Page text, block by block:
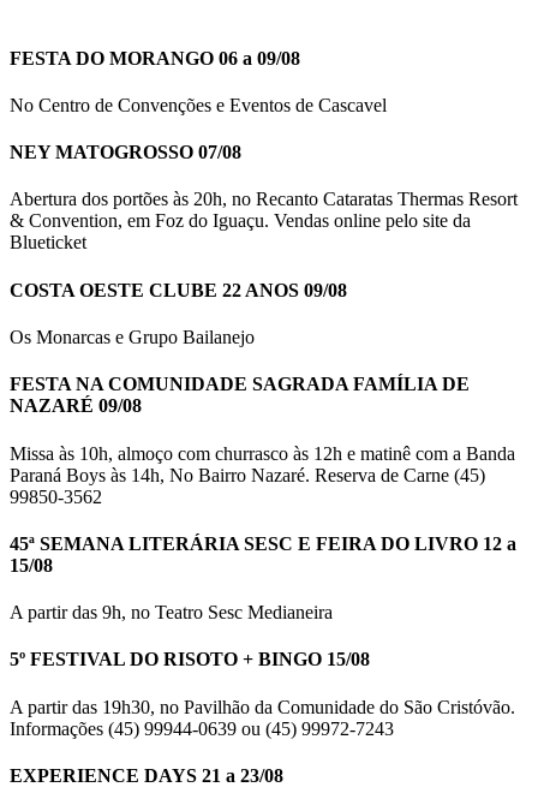
FESTA DO MORANGO 06 a 09/08
No Centro de Convenções e Eventos de Cascavel
NEY MATOGROSSO 07/08
Abertura dos portões às 20h, no Recanto Cataratas Thermas Resort
& Convention, em Foz do Iguaçu. Vendas online pelo site da
Blueticket
COSTA OESTE CLUBE 22 ANOS 09/08
Os Monarcas e Grupo Bailanejo
FESTA NA COMUNIDADE SAGRADA FAMÍLIA DE
NAZARÉ 09/08
Missa às 10h, almoço com churrasco às 12h e matinê com a Banda
Paraná Boys às 14h, No Bairro Nazaré. Reserva de Carne (45)
99850-3562
45ª SEMANA LITERÁRIA SESC E FEIRA DO LIVRO 12 a
15/08
A partir das 9h, no Teatro Sesc Medianeira
5º FESTIVAL DO RISOTO + BINGO 15/08
A partir das 19h30, no Pavilhão da Comunidade do São Cristóvão.
Informações (45) 99944-0639 ou (45) 99972-7243
EXPERIENCE DAYS 21 a 23/08